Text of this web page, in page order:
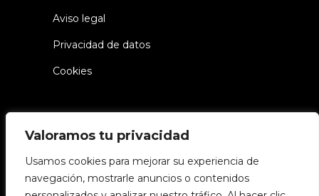
Valoramos tu privacidad
Usamos cookies para mejorar su experiencia de
navegación, mostrarle anuncios o contenidos
Aviso legal
Privacidad de datos
Cookies